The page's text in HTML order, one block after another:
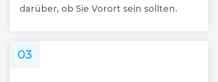
darüber, ob Sie Vorort sein sollten.
03